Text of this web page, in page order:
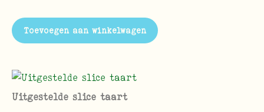
Toevoegen aan winkelwagen
Uitgestelde slice taart